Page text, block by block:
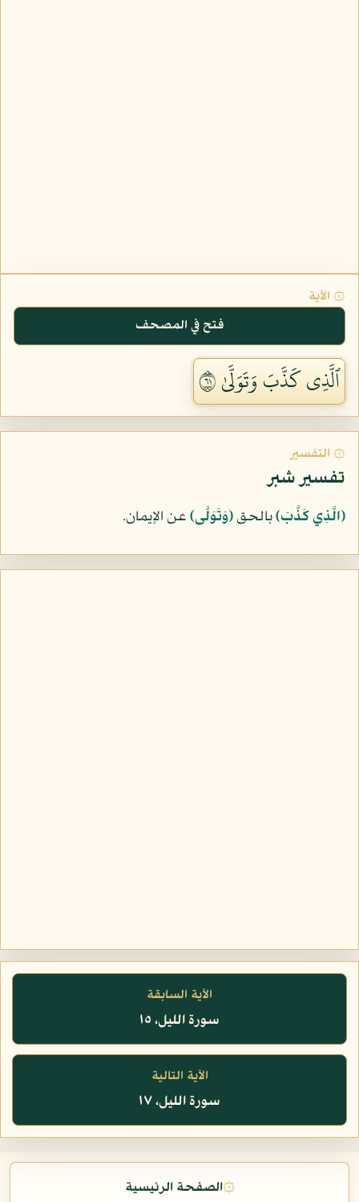
۞ الآية
فتح في المصحف
ٱلَّذِي كَذَّبَ وَتَوَلَّىٰ ١٦
۞ التفسير
تفسير شبر
﴿الَّذِي كَذَّبَ﴾بالحق﴿وَتَوَلَّى﴾عن الإيمان.
الآية السابقة
سورة الليل، ١٥
الآية التالية
سورة الليل، ١٧
۞الصفحة الرئيسية